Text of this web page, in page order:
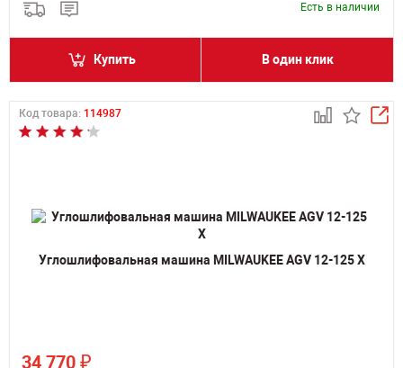
Есть в наличии
Купить В один клик
Код товара: 114987
Углошлифовальная машина MILWAUKEE AGV 12-125 X
34 770 ₽